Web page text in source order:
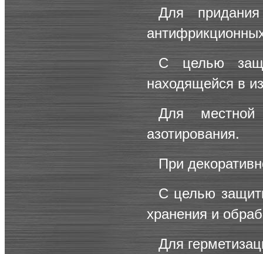
Для
С целью
находящейся в
Для
азотирования.
При
С целью
хранения и
Для